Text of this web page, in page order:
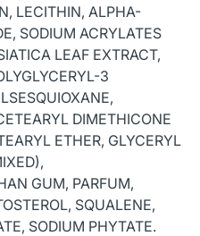
LECITHIN, ALPHA-
SODIUM ACRYLATES
LEAF EXTRACT,
3
DIMETHICONE
ETHER, GLYCERYL
GUM, PARFUM,
SQUALENE,
SODIUM PHYTATE.